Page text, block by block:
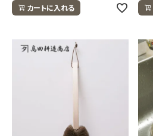
ブランド
定期購入
オリジナルブランド
カートに入れる